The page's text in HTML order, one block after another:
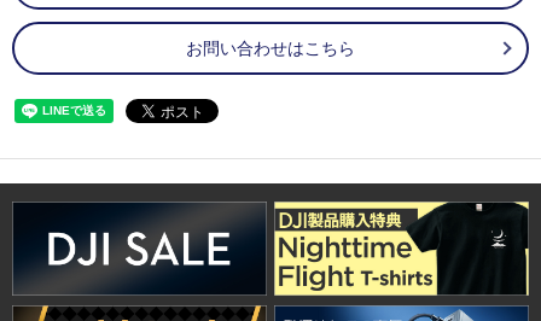
お問い合わせはこちら